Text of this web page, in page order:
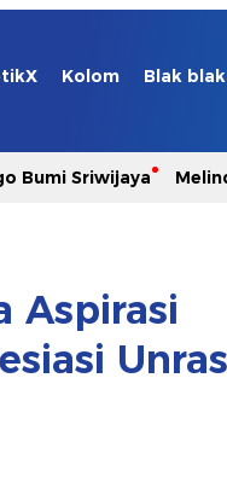
Kolom Blak
Bumi Sriwijaya
Aspirasi
Unras